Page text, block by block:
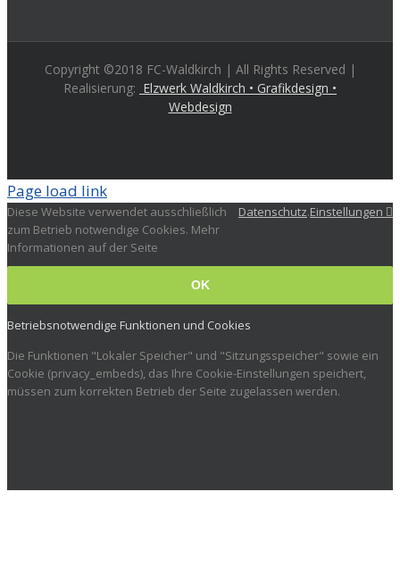
Copyright ©2018 FC-Waldkirch | All Rights Reserved |
Realisierung: Elzwerk Waldkirch • Grafikdesign •
Webdesign
Page load link
Diese Website verwendet ausschließlich
zum Betrieb notwendige Cookies. Mehr
Informationen auf der Seite
Datenschutz.Einstellungen
OK
Betriebsnotwendige Funktionen und Cookies
Die Funktionen "Lokaler Speicher" und "Sitzungsspeicher" sowie ein
Cookie (privacy_embeds), das Ihre Cookie-Einstellungen speichert,
müssen zum korrekten Betrieb der Seite zugelassen werden.